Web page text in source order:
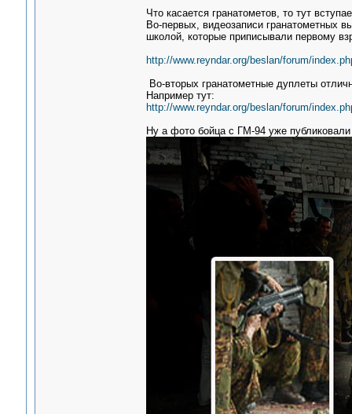
Что касается гранатометов, то тут
Во-первых, видеозаписи гранатометных
школой, которые приписывали первому
http://www.reyndar.org/beslan/forum/
Во-вторых гранатометные дуплеты
Например тут:
http://www.reyndar.org/beslan/forum/
Ну а фото бойца с ГМ-94 уже